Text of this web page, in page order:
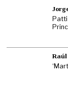
Patti